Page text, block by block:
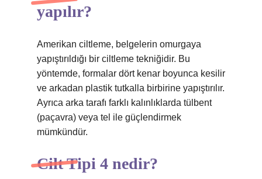
yapılır?
Amerikan ciltleme, belgelerin omurgaya
yapıştırıldığı bir ciltleme tekniğidir. Bu
yöntemde, formalar dört kenar boyunca kesilir
ve arkadan plastik tutkalla birbirine yapıştırılır.
Ayrıca arka tarafı farklı kalınlıklarda tülbent
(paçavra) veya tel ile güçlendirmek
mümkündür.
Cilt Tipi 4 nedir?